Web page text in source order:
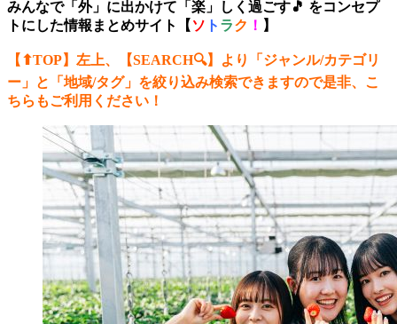
みんなで「外」に出かけて「楽」しく過ごす🎵 をコンセプ
トにした情報まとめサイト【 ソ ト ラク ！ 】
【⬆︎TOP】左上、【SEARCH🔍】より「ジャンル/カテゴリ
ー 」と「地域/タグ」を絞り込み検索できますので是非、こ
ちらもご利用ください！